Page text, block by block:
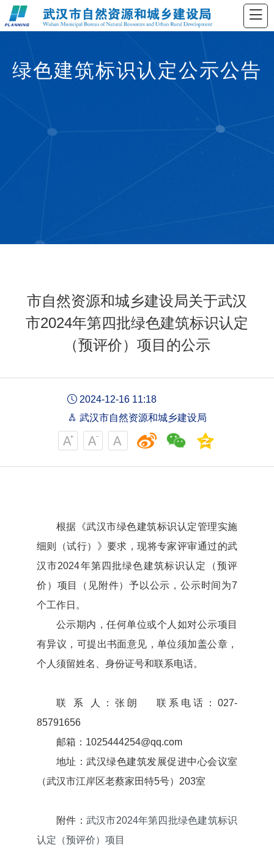
绿色建筑标识认定公示公告
市自然资源和城乡建设局关于武汉
市2024年第四批绿色建筑标识认定
（预评价）项目的公示
2024-12-16 11:18
武汉市自然资源和城乡建设局
根据《武汉市绿色建筑标识认定管理实施
细则（试行）》要求，现将专家评审通过的武
汉市2024年第四批绿色建筑标识认定（预评
价）项目（见附件）予以公示，公示时间为7
个工作日。
公示期内，任何单位或个人如对公示项目
有异议，可提出书面意见，单位须加盖公章，
个人须留姓名、身份证号和联系电话。
联 系 人：张朗 联系电话：027-
85791656
邮箱：1025444254@qq.com
地址：武汉绿色建筑发展促进中心会议室
（武汉市江岸区老蔡家田特5号）203室
附件： 武汉市2024年第四批绿色建筑标识
认定（预评价）项目